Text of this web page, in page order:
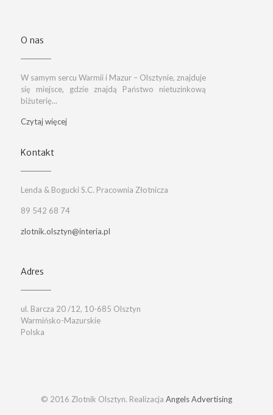
O nas
W samym sercu Warmii i Mazur – Olsztynie, znajduje
się miejsce, gdzie znajdą Państwo nietuzinkową
biżuterię...
Czytaj więcej
Kontakt
Lenda & Bogucki S.C. Pracownia Złotnicza
89 542 68 74
zlotnik.olsztyn@interia.pl
Adres
ul. Barcza 20 /12, 10-685 Olsztyn
Warmińsko-Mazurskie
Polska
© 2016 Zlotnik Olsztyn. Realizacja Angels Advertising